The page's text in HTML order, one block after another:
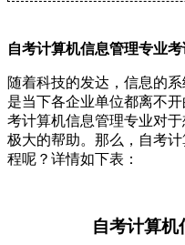
自考计算机信息管理专业考
随着科技的发达，信息的
是当下各企业单位都离不
考计算机信息管理专业对
极大的帮助。那么，自考
程呢？详情如下表：
自考计算机